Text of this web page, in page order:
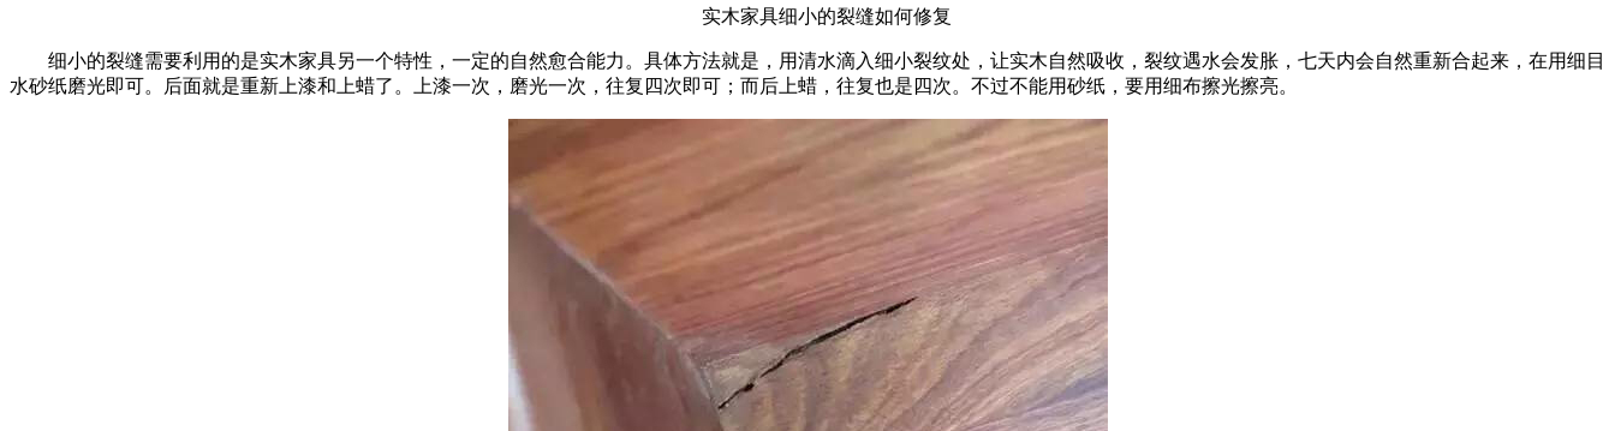
实木家具细小的裂缝如何修复
细小的裂缝需要利用的是实木家具另一个特性，一定的自然愈合能力。具体方法就是，用清水滴入细小裂纹处，让实木自然吸收，裂纹遇水会发胀，七天内会自然重新合起来，在用细目
水砂纸磨光即可。后面就是重新上漆和上蜡了。上漆一次，磨光一次，往复四次即可；而后上蜡，往复也是四次。不过不能用砂纸，要用细布擦光擦亮。